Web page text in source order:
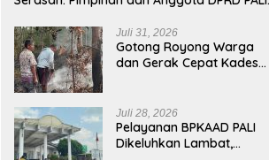
Abab Melalui Reses Ke-2 Tahun 2026
Juli 31, 2026
Gotong Royong Warga
dan Gerak Cepat Kades
Selatan
Juli 28, 2026
Pelayanan BPKAAD PALI
Dikeluhkan Lambat,